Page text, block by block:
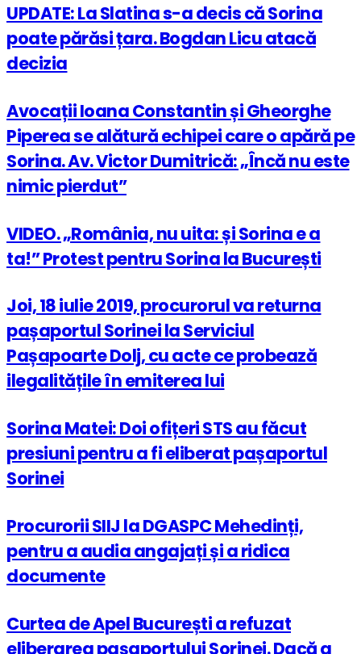
UPDATE: La Slatina s-a decis că Sorina
poate părăsi țara. Bogdan Licu atacă
decizia
Avocații Ioana Constantin și Gheorghe
Piperea se alătură echipei care o apără pe
Sorina. Av. Victor Dumitrică: „Încă nu este
nimic pierdut”
VIDEO. „România, nu uita: și Sorina e a
ta!” Protest pentru Sorina la București
Joi, 18 iulie 2019, procurorul va returna
pașaportul Sorinei la Serviciul
Pașapoarte Dolj, cu acte ce probează
ilegalitățile în emiterea lui
Sorina Matei: Doi ofițeri STS au făcut
presiuni pentru a fi eliberat pașaportul
Sorinei
Procurorii SIIJ la DGASPC Mehedinți,
pentru a audia angajați și a ridica
documente
Curtea de Apel București a refuzat
eliberarea pașaportului Sorinei. Dacă a